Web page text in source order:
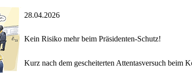
28.04.2026
Kein Risiko mehr beim Präsidenten-Schutz!
Kurz nach dem gescheiterten Attentasversuch beim